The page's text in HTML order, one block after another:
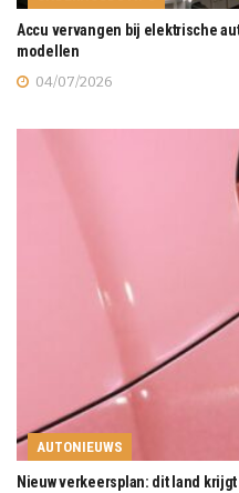
Accu vervangen bij elektrische
modellen
04/07/2026
AUTONIEUWS
Nieuw verkeersplan: dit land